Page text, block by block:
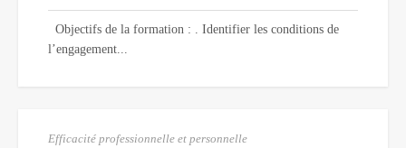
Objectifs de la formation : . Identifier les conditions de
l’engagement...
Efficacité professionnelle et personnelle